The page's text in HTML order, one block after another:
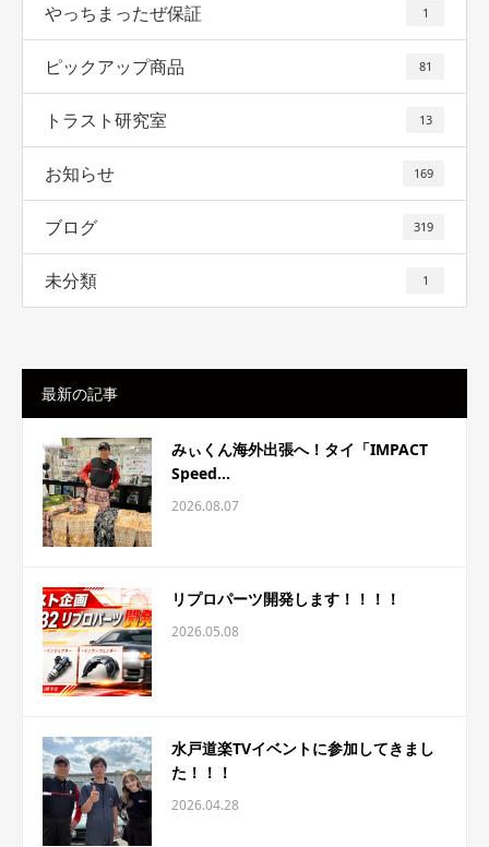
やっちまったぜ保証 1
ピックアップ商品 81
トラスト研究室 13
お知らせ 169
ブログ 319
未分類 1
最新の記事
みぃくん海外出張へ！タイ「IMPACT
Speed...
2026.08.07
リプロパーツ開発します！！！！
2026.05.08
水戸道楽TVイベントに参加してきまし
た！！！
2026.04.28